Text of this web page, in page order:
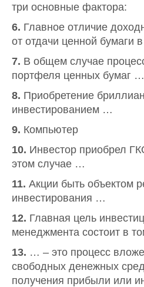
три основные фактора:
6. Главное отличие
от отдачи ценной бумаги
7. В общем случае
портфеля ценных бумаг …
8. Приобретение
инвестированием …
9. Компьютер
10. Инвестор приобрел
этом случае …
11. Акции быть объектом
инвестирования …
12. Главная цель
менеджмента состоит в
13. … – это процесс
свободных денежных
получения прибыли или